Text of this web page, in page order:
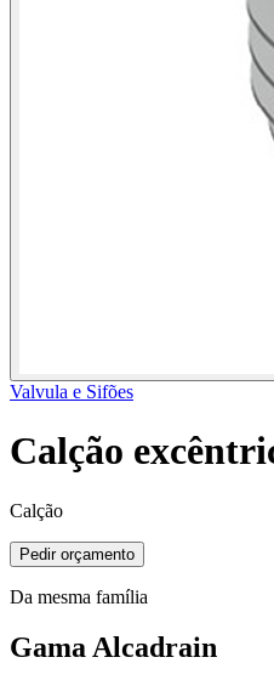
Valvula e Sifões
Calção
Calção
Pedir orçamento
Da mesma família
Gama Alcadrain